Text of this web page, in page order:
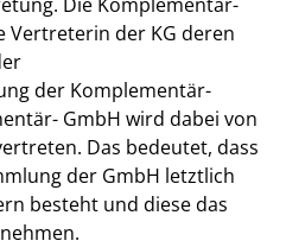
Vertreterin der KG deren
der Komplementär-
GmbH wird dabei von
Das bedeutet, dass
der GmbH letztlich
besteht und diese das